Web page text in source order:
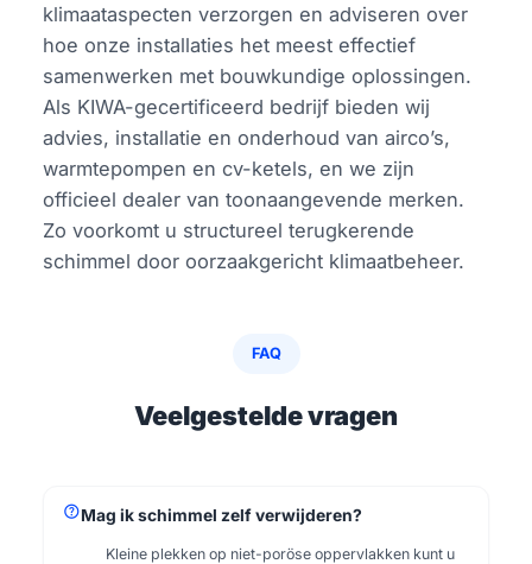
klimaataspecten verzorgen en adviseren over
hoe onze installaties het meest effectief
samenwerken met bouwkundige oplossingen.
Als KIWA-gecertificeerd bedrijf bieden wij
advies, installatie en onderhoud van airco’s,
warmtepompen en cv-ketels, en we zijn
officieel dealer van toonaangevende merken.
Zo voorkomt u structureel terugkerende
schimmel door oorzaakgericht klimaatbeheer.
FAQ
Veelgestelde vragen
helpMag ik schimmel zelf verwijderen?
Kleine plekken op niet-poröse oppervlakken kunt u